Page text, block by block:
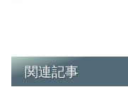
関連記事